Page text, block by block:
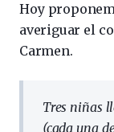
Hoy
averiguar el
Carmen.
Tres niñas
(cada una